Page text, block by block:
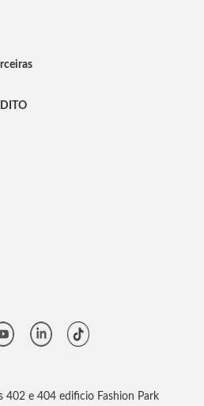
402 e 404 edificio Fashion Park